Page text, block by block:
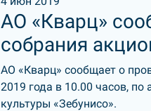
АО «Кварц»
собрания
АО «Кварц» сообщает о
2019 года в 10.00 часов, по
культуры «Зебунисо».